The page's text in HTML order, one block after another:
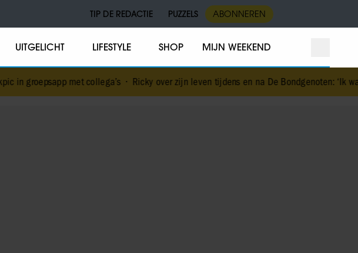
TIP DE REDACTIE PUZZELS ABONNEREN
UITGELICHT LIFESTYLE SHOP MIJN WEEKEND
met collega’s•Ricky over zijn leven tijdens en na De Bondgenoten: ‘Ik was mentaal en